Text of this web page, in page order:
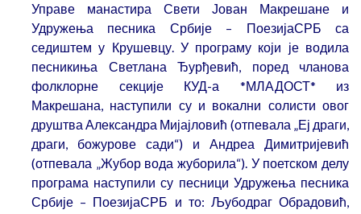
Управе манастира Свети Јован Макрешане и
Удружења песника Србије – ПоезијаСРБ са
седиштем у Крушевцу. У програму који је водила
песникиња Светлана Ђурђевић, поред чланова
фолклорне секције КУД-а *МЛАДОСТ* из
Макрeшана, наступили су и вокални солисти овог
друштва Александра Мијајловић (отпевала „Еј драги,
драги, божурове сади“) и Андреа Димитријевић
(отпевала „Жубор вода жуборила“). У поетском делу
програма наступили су песници Удружења песника
Србије – ПоезијаСРБ и то: Љубодраг Обрадовић,